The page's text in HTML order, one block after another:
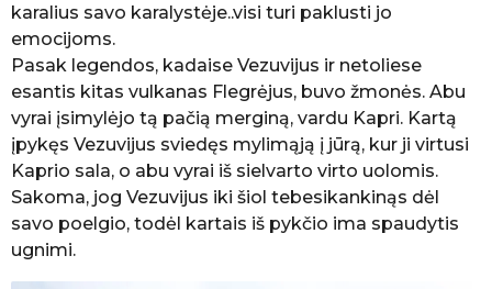
karalius savo karalystėje..visi turi paklusti jo
emocijoms.
Pasak legendos, kadaise Vezuvijus ir netoliese
esantis kitas vulkanas Flegrėjus, buvo žmonės. Abu
vyrai įsimylėjo tą pačią merginą, vardu Kapri. Kartą
įpykęs Vezuvijus sviedęs mylimąją į jūrą, kur ji virtusi
Kaprio sala, o abu vyrai iš sielvarto virto uolomis.
Sakoma, jog Vezuvijus iki šiol tebesikankinąs dėl
savo poelgio, todėl kartais iš pykčio ima spaudytis
ugnimi.